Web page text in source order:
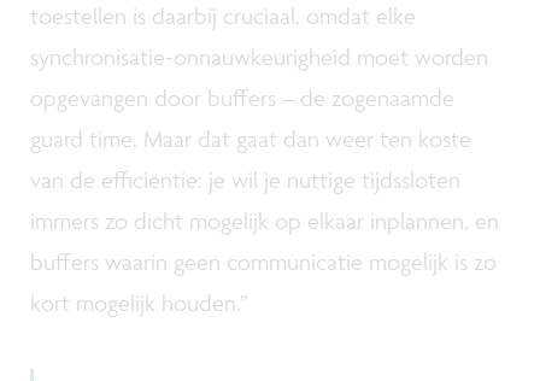
toestellen is daarbij cruciaal, omdat elke
synchronisatie-onnauwkeurigheid moet worden
opgevangen door buffers – de zogenaamde
guard time. Maar dat gaat dan weer ten koste
van de efficiëntie: je wil je nuttige tijdssloten
immers zo dicht mogelijk op elkaar inplannen, en
buffers waarin geen communicatie mogelijk is zo
kort mogelijk houden.”